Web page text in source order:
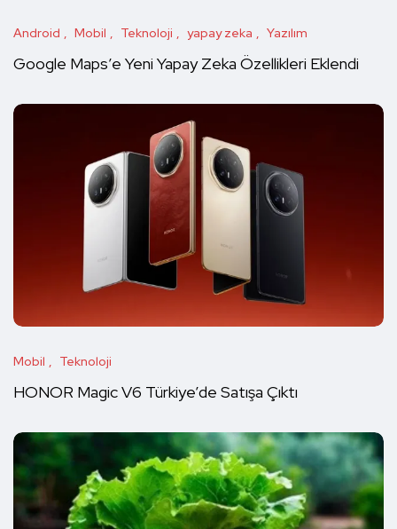
Android Mobil Teknoloji yapay zeka Yazılım
Google Maps’e Yeni Yapay Zeka Özellikleri Eklendi
Mobil Teknoloji
HONOR Magic V6 Türkiye’de Satışa Çıktı